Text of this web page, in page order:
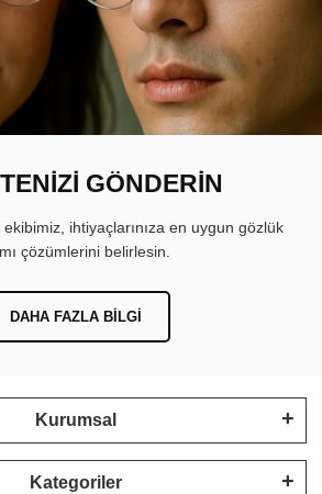
GÖNDERİN
ihtiyaçlarınıza en uygun gözlük
çözümlerini belirlesin.
DAHA FAZLA BILGI
Kurumsal
Kategoriler